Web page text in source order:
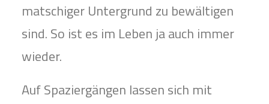
matschiger Untergrund zu bewältigen
sind. So ist es im Leben ja auch immer
wieder.
Auf Spaziergängen lassen sich mit